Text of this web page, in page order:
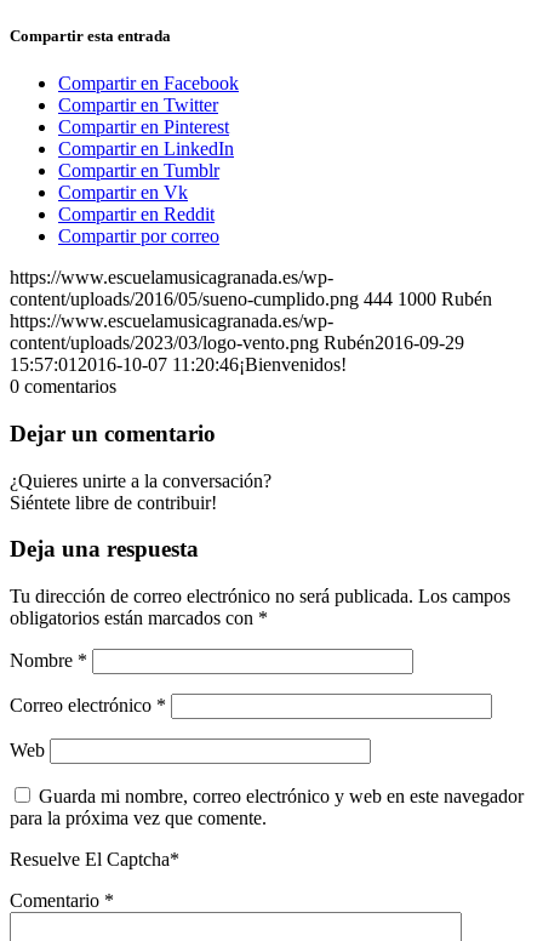
Compartir esta entrada
Compartir en Facebook
Compartir en Twitter
Compartir en Pinterest
Compartir en LinkedIn
Compartir en Tumblr
Compartir en Vk
Compartir en Reddit
Compartir por correo
https://www.escuelamusicagranada.es/wp-
content/uploads/2016/05/sueno-cumplido.png 444 1000 Rubén
https://www.escuelamusicagranada.es/wp-
content/uploads/2023/03/logo-vento.png Rubén2016-09-29
15:57:01 2016-10-07 11:20:46¡Bienvenidos!
0 comentarios
Dejar un comentario
¿Quieres unirte a la conversación?
Siéntete libre de contribuir!
Deja una respuesta
Tu dirección de correo electrónico no será publicada. Los campos
obligatorios están marcados con *
Nombre *
Correo electrónico *
Web
Guarda mi nombre, correo electrónico y web en este navegador
para la próxima vez que comente.
Resuelve El Captcha*
Comentario *